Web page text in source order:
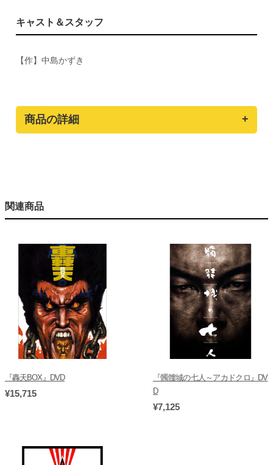
キャスト＆スタッフ
【作】中島かずき
商品の詳細
関連商品
『轟天BOX』DVD
¥15,715
『髑髏城の七人～アカドクロ』DV
D
¥7,125